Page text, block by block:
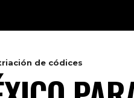
de códices